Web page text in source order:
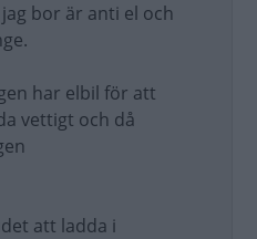
bor är anti el och
har elbil för att
vettigt och då
att ladda i